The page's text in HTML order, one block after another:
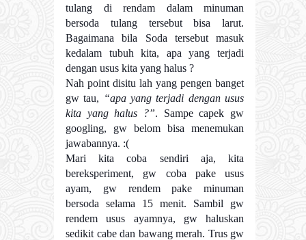
tulang di rendam dalam minuman
bersoda tulang tersebut bisa larut.
Bagaimana bila Soda tersebut masuk
kedalam tubuh kita, apa yang terjadi
dengan usus kita yang halus ?
Nah point disitu lah yang pengen banget
gw tau, “apa yang terjadi dengan usus
kita yang halus ?”. Sampe capek gw
googling, gw belom bisa menemukan
jawabannya. :(
Mari kita coba sendiri aja, kita
bereksperiment, gw coba pake usus
ayam, gw rendem pake minuman
bersoda selama 15 menit. Sambil gw
rendem usus ayamnya, gw haluskan
sedikit cabe dan bawang merah. Trus gw